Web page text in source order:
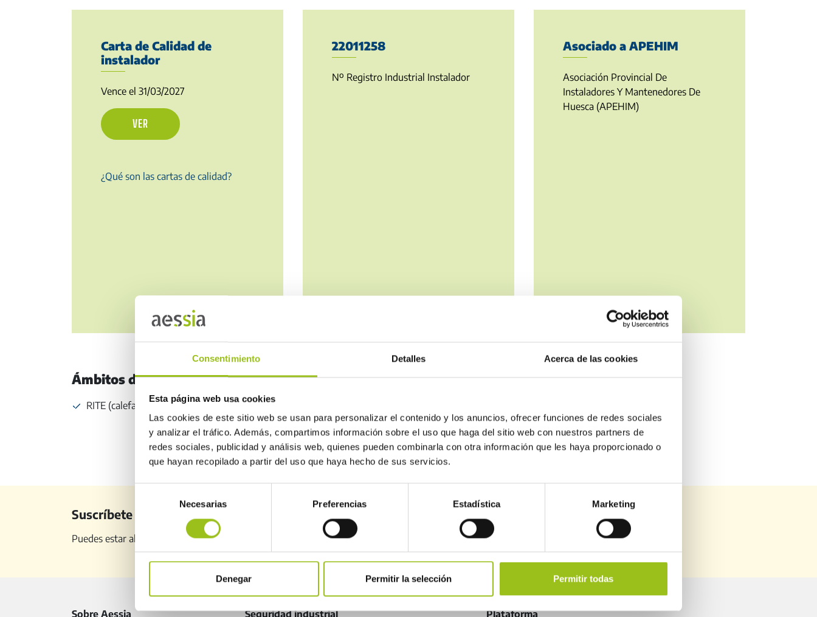
Consentimiento Detalles Acerca de las cookies
Esta página web usa cookies
Las cookies de este sitio web se usan para personalizar el contenido y los anuncios, ofrecer funciones de redes sociales
y analizar el tráfico. Además, compartimos información sobre el uso que haga del sitio web con nuestros partners de
redes sociales, publicidad y análisis web, quienes pueden combinarla con otra información que les haya proporcionado o
que hayan recopilado a partir del uso que haya hecho de sus servicios.
consentimiento
Necesarias Preferencias Estadística Marketing
Denegar Permitir la selección Permitir todas
Carta de Calidad de
instalador
Vence el 31/03/2027
VER
¿Qué son las cartas de calidad?
22011258
Nº Registro Industrial Instalador
Asociado a APEHIM
Asociación Provincial De
Instaladores Y Mantenedores De
Huesca (APEHIM)
Ámbitos de actuación
RITE (calefacción y climatización)
Suscríbete a nuestro newsletter
Puedes estar al día de todo lo relacionado con seguridad industrial
SUSCRIBIRME BOLETINES ANTERIORES
Sobre Aessia Seguridad industrial
Plataforma